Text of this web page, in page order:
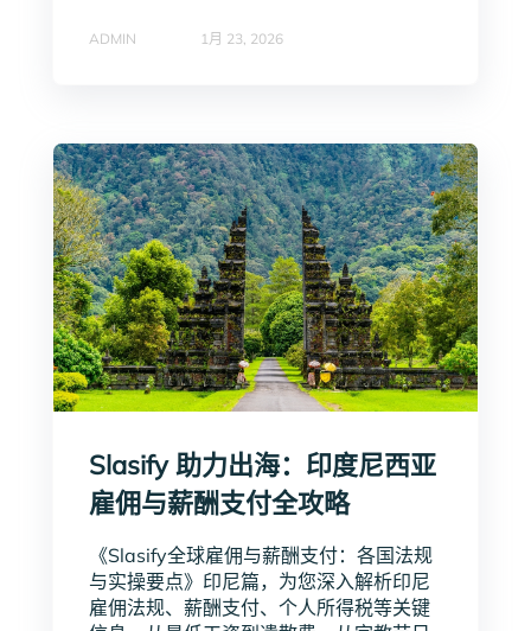
ADMIN 1月 23, 2026
Slasify 助力出海：印度尼西亚
雇佣与薪酬支付全攻略
《Slasify全球雇佣与薪酬支付：各国法规
与实操要点》印尼篇，为您深入解析印尼
雇佣法规、薪酬支付、个人所得税等关键